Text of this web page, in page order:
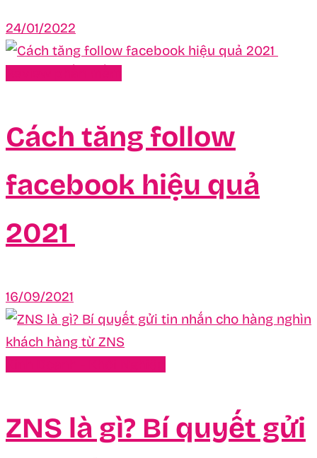
24/01/2022
Cách tăng follow
facebook hiệu quả
2021
16/09/2021
ZNS là gì? Bí quyết gửi